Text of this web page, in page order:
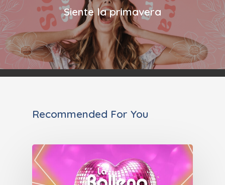
Siente la primavera
Recommended For You